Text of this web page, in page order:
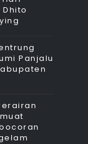
Dhito
Panjalu